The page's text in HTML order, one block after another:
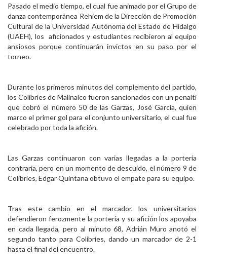
Pasado el medio tiempo, el cual fue animado por el Grupo de
danza contemporánea Rehiem de la Dirección de Promoción
Cultural de la Universidad Autónoma del Estado de Hidalgo
(UAEH), los aficionados y estudiantes recibieron al equipo
ansiosos porque continuarán invictos en su paso por el
torneo.
Durante los primeros minutos del complemento del partido,
los Colibríes de Malinalco fueron sancionados con un penalti
que cobró el número 50 de las Garzas, José García, quien
marco el primer gol para el conjunto universitario, el cual fue
celebrado por toda la afición.
Las Garzas continuaron con varias llegadas a la portería
contraria, pero en un momento de descuido, el número 9 de
Colibríes, Edgar Quintana obtuvo el empate para su equipo.
Tras este cambio en el marcador, los universitarios
defendieron ferozmente la portería y su afición los apoyaba
en cada llegada, pero al minuto 68, Adrián Muro anotó el
segundo tanto para Colibríes, dando un marcador de 2-1
hasta el final del encuentro.